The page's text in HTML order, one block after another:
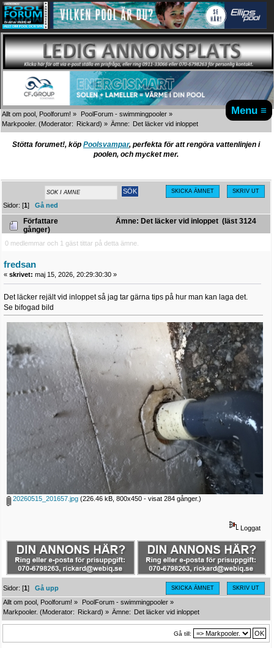
Menu ≡
Allt om pool, Poolforum! » PoolForum - swimmingpooler »
Markpooler. (Moderator: Rickard) » Ämne: Det läcker vid inloppet
Stötta forumet!, köp Poolsvampar, perfekta för att rengöra vattenlinjen i
poolen, och mycket mer.
SKICKA ÄMNET SKRIV UT
Sidor: [1]Gå ned
Författare
Ämne: Det läcker vid inloppet (läst 3124
gånger)
0 medlemmar och 1 gäst tittar på detta ämne.
fredsan
« skrivet: maj 15, 2026, 20:29:30:30 »
Det läcker rejält vid inloppet så jag tar gärna tips på hur man kan laga det.
Se bifogad bild
20260515_201657.jpg (226.46 kB, 800x450 - visat 284 gånger.)
Loggat
SKICKA ÄMNET SKRIV UT
Sidor: [1]Gå upp
Allt om pool, Poolforum! » PoolForum - swimmingpooler »
Markpooler. (Moderator: Rickard) » Ämne: Det läcker vid inloppet
Gå till: